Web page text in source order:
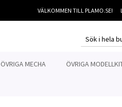
VÄLKOMMEN TILL PLAMO.SE!
SEARCH
ÖVRIGA MECHA ÖVRIGA